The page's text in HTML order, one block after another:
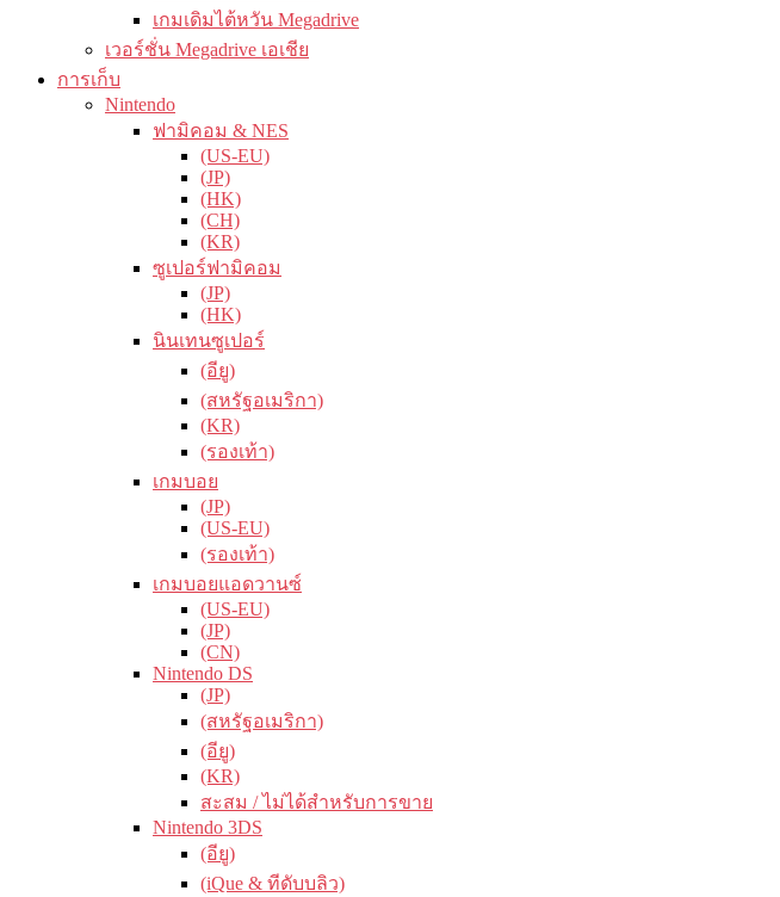
เกมเดิมไต้หวัน Megadrive
เวอร์ชั่น Megadrive เอเชีย
การเก็บ
Nintendo
ฟามิคอม & NES
(US-EU)
(JP)
(HK)
(CH)
(KR)
ซูเปอร์ฟามิคอม
(JP)
(HK)
นินเทนซูเปอร์
(อียู)
(สหรัฐอเมริกา)
(KR)
(รองเท้า)
เกมบอย
(JP)
(US-EU)
(รองเท้า)
เกมบอยแอดวานซ์
(US-EU)
(JP)
(CN)
Nintendo DS
(JP)
(สหรัฐอเมริกา)
(อียู)
(KR)
สะสม / ไม่ได้สำหรับการขาย
Nintendo 3DS
(อียู)
(iQue & ทีดับบลิว)